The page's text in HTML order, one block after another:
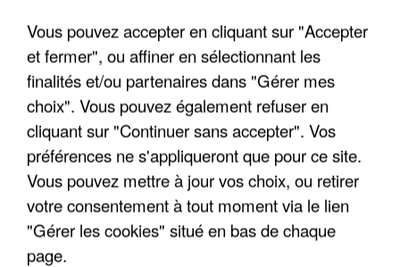
UNE TOURISTE DE L’OISE EMPORTÉE PAR UNE
COULÉE DE BOUE EN HAUTE-SAVOIE
Vous pouvez accepter en cliquant sur "Accepter
et fermer", ou affiner en sélectionnant les
finalités et/ou partenaires dans "Gérer mes
choix". Vous pouvez également refuser en
cliquant sur "Continuer sans accepter". Vos
préférences ne s'appliqueront que pour ce site.
Vous pouvez mettre à jour vos choix, ou retirer
votre consentement à tout moment via le lien
"Gérer les cookies" situé en bas de chaque
page.